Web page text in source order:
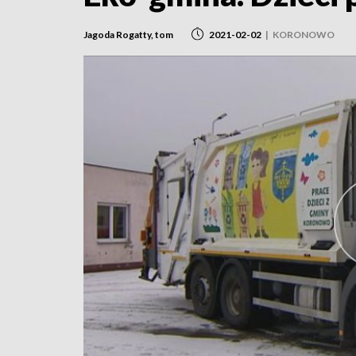
Jagoda Rogatty, tom 2021-02-02 | KORONOWO